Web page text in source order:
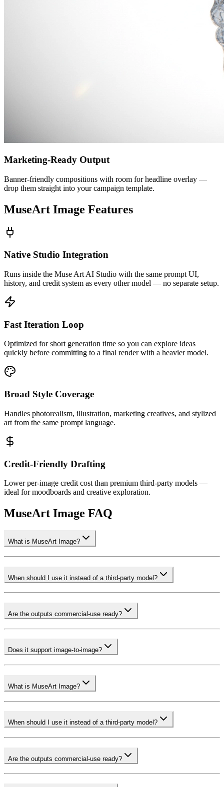
Marketing-Ready Output
Banner-friendly compositions with room for headline overlay —
drop them straight into your campaign template.
MuseArt Image Features
Native Studio Integration
Runs inside the Muse Art AI Studio with the same prompt UI,
history, and credit system as every other model — no separate setup.
Fast Iteration Loop
Optimized for short generation time so you can explore ideas
quickly before committing to a final render with a heavier model.
Broad Style Coverage
Handles photorealism, illustration, marketing creatives, and stylized
art from the same prompt language.
Credit-Friendly Drafting
Lower per-image credit cost than premium third-party models —
ideal for moodboards and creative exploration.
MuseArt Image FAQ
What is MuseArt Image?
When should I use it instead of a third-party model?
Are the outputs commercial-use ready?
Does it support image-to-image?
What is MuseArt Image?
When should I use it instead of a third-party model?
Are the outputs commercial-use ready?